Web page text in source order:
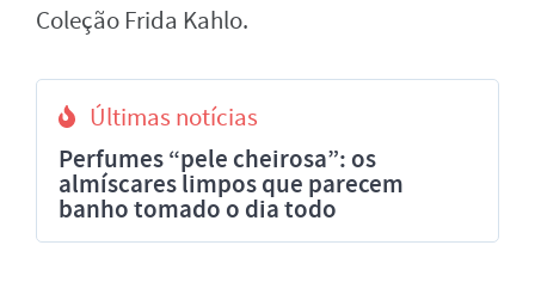
Coleção Frida Kahlo.
Últimas notícias
Perfumes “pele cheirosa”: os
almíscares limpos que parecem
banho tomado o dia todo